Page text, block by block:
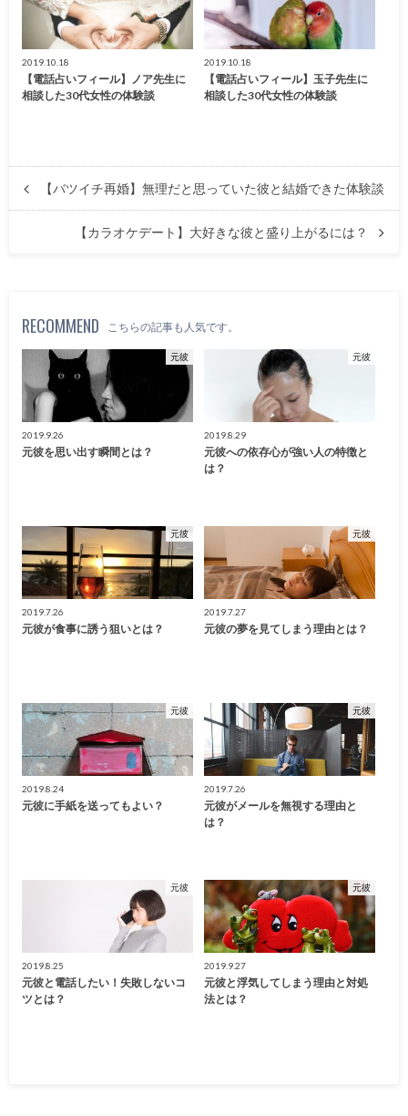
2019.10.18
【電話占いフィール】ノア先生に
相談した30代女性の体験談
2019.10.18
【電話占いフィール】玉子先生に
相談した30代女性の体験談
【バツイチ再婚】無理だと思っていた彼と結婚できた体験談
【カラオケデート】大好きな彼と盛り上がるには？
RECOMMEND こちらの記事も人気です。
元彼
2019.9.26
元彼を思い出す瞬間とは？
元彼
2019.8.29
元彼への依存心が強い人の特徴と
は？
元彼
2019.7.26
元彼が食事に誘う狙いとは？
元彼
2019.7.27
元彼の夢を見てしまう理由とは？
元彼
2019.8.24
元彼に手紙を送ってもよい？
元彼
2019.7.26
元彼がメールを無視する理由と
は？
元彼
2019.8.25
元彼と電話したい！失敗しないコ
ツとは？
元彼
2019.9.27
元彼と浮気してしまう理由と対処
法とは？